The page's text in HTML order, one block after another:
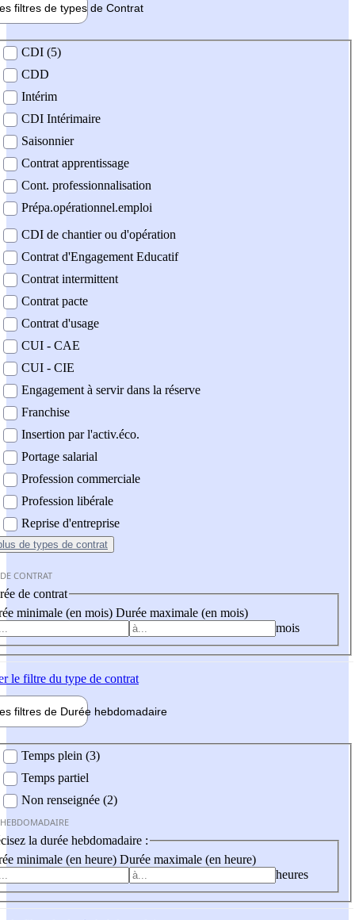
filtres de types de Contrat
contrat
CDI (5)
CDD
Intérim
CDI Intérimaire
Saisonnier
Contrat apprentissage
Cont. professionnalisation
Prépa.opérationnel.emploi
CDI de chantier ou d'opération
Contrat d'Engagement Educatif
Contrat intermittent
Contrat pacte
Contrat d'usage
CUI - CAE
CUI - CIE
Engagement à servir dans la réserve
Franchise
Insertion par l'activ.éco.
Portage salarial
Profession commerciale
Profession libérale
Reprise d'entreprise
de types de contrat
CONTRAT
de contrat
minimale (en mois) Durée maximale (en mois)
mois
le filtre du type de contrat
filtres de Durée hebdomadaire
Temps plein (3)
Temps partiel
Non renseignée (2)
la durée hebdomadaire :
minimale (en heure) Durée maximale (en heure)
heures